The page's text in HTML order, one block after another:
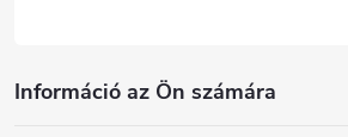
Információ az Ön számára